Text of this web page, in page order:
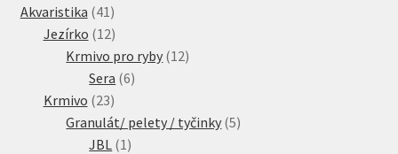
Akvaristika 41 41
produktů
Jezírko 1212
produktů
Krmivo pro ryby 1212
Sera 66
Krmivo 2323
produktů
Granulát/ pelety / tyčinky 55
JBL 1 1